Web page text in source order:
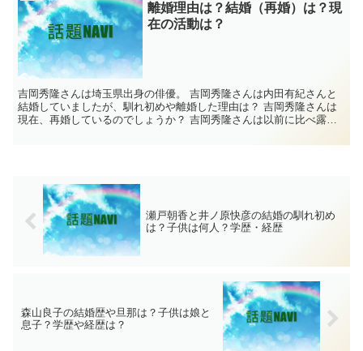
離婚理由は？結婚（再婚）は？現
在の活動は？
吉岡秀隆さんは埼玉県出身の俳優。 吉岡秀隆さんは内田有紀さんと
結婚していましたが、馴れ初めや離婚した理由は？ 吉岡秀隆さんは
現在、再婚しているのでしょうか？ 吉岡秀隆さんは以前に比べ露出
瀬戸朝香と井ノ原快彦の結婚の馴れ初め
は？子供は何人？学歴・経歴
森山良子の結婚歴や旦那は？子供は娘と
息子？学歴や経歴は？